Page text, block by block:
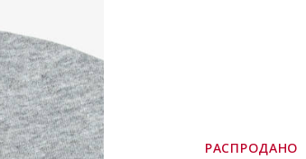
РАСПРОДАНО